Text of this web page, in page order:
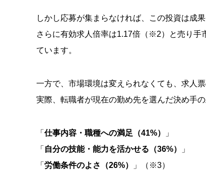
しかし応募が集まらなければ、この投資は成
さらに有効求人倍率は1.17倍（※2）と売り手
ています。
一方で、市場環境は変えられなくても、求人票
実際、転職者が現在の勤め先を選んだ決め手
「 仕事内容・職種への満足（41%）
」
「 自分の技能・能力を活かせる（36%）
」
「 労働条件のよさ（26%） 」（※3）